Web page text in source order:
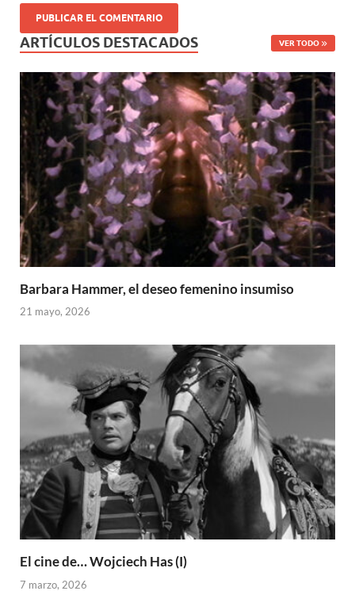
ARTÍCULOS DESTACADOS VER TODO
Barbara Hammer, el deseo femenino insumiso
21 mayo, 2026
El cine de… Wojciech Has (I)
7 marzo, 2026